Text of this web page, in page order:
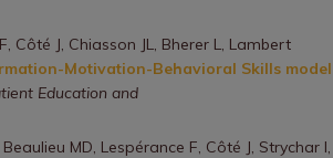
Côté J, Chiasson JL, Bherer L, Lambert
Motivation-Behavioral Skills model
Education and
Beaulieu MD, Lespérance F, Côté J, Strychar I,